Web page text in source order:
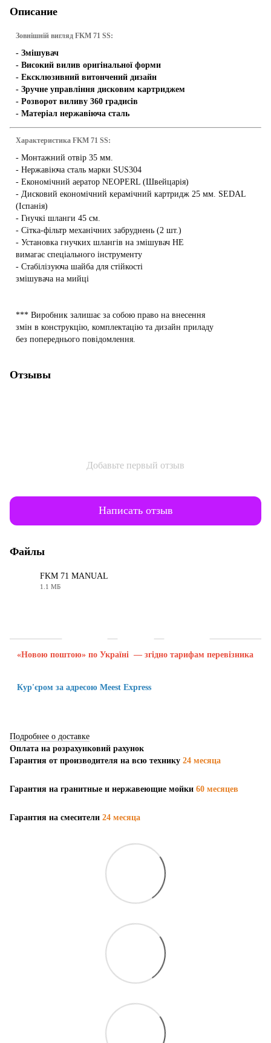
Описание
Зовнішній вигляд FKM 71 SS:
- Змішувач
- Високий вилив оригінальної форми
- Ексклюзивний витончений дизайн
- Зручне управління дисковим картриджем
- Розворот виливу 360 градисів
- Матеріал нержавіюча сталь
Характеристика FKM 71 SS:
- Монтажний отвір 35 мм.
- Нержавіюча сталь марки SUS304
- Економічний аератор NEOPERL (Швейцарія)
- Дисковий економічний керамічний картридж 25 мм. SEDAL
(Іспанія)
- Гнучкі шланги 45 см.
- Сітка-фільтр механічних забруднень (2 шт.)
- Установка гнучких шлангів на змішувач НЕ
вимагає спеціального інструменту
- Стабілізуюча шайба для стійкості
змішувача на мийці
*** Виробник залишає за собою право на внесення
змін в конструкцію, комплектацію та дизайн приладу
без попереднього повідомлення.
Отзывы
Добавьте первый отзыв
Написать отзыв
Файлы
FKM 71 MANUAL
1.1 МБ
«Новою поштою» по Україні — згідно тарифам перевізника
Кур'єром за адресою Meest Express
Подробнее о доставке
Оплата на розрахунковий рахунок
Гарантия от производителя на всю технику 24 месяца
Гарантия на гранитные и нержавеющие мойки 60 месяцев
Гарантия на смесители 24 месяца